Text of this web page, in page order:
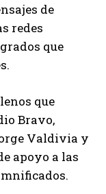
de
redes
que
que
Bravo,
Valdivia y
apoyo a las